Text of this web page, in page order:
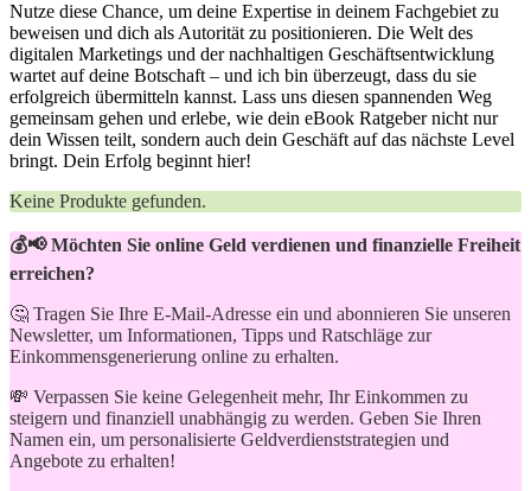
Nutze ⁣diese⁣ Chance, um deine Expertise in‌ deinem Fachgebiet zu
beweisen und dich als Autorität zu ‌positionieren.⁤ Die⁤ Welt des⁢
digitalen Marketings und der nachhaltigen Geschäftsentwicklung
wartet auf ‌deine Botschaft – ‌und ich bin überzeugt, dass ⁢du sie
erfolgreich übermitteln ⁢kannst.⁤ Lass uns ⁣diesen ‌spannenden Weg‌
gemeinsam gehen ​und ⁢erlebe,⁢ wie dein eBook ⁢Ratgeber nicht nur
‌dein ⁣Wissen teilt, sondern​ auch dein Geschäft auf das⁤ nächste⁤ Level
bringt. Dein Erfolg beginnt hier!
Keine Produkte gefunden.
💰📢 Möchten Sie online Geld verdienen und finanzielle Freiheit
erreichen?
🤔 Tragen Sie Ihre E-Mail-Adresse ein und abonnieren Sie unseren
Newsletter, um Informationen, Tipps und Ratschläge zur
Einkommensgenerierung online zu erhalten.
💸 Verpassen Sie keine Gelegenheit mehr, Ihr Einkommen zu
steigern und finanziell unabhängig zu werden. Geben Sie Ihren
Namen ein, um personalisierte Geldverdienststrategien und
Angebote zu erhalten!